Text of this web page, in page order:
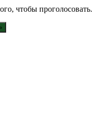
чтобы проголосовать.